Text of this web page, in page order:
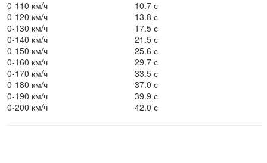
0-110 км/ч
10.7 с
0-120 км/ч
13.8 с
0-130 км/ч
17.5 с
0-140 км/ч
21.5 с
0-150 км/ч
25.6 с
0-160 км/ч
29.7 с
0-170 км/ч
33.5 с
0-180 км/ч
37.0 с
0-190 км/ч
39.9 с
0-200 км/ч
42.0 с